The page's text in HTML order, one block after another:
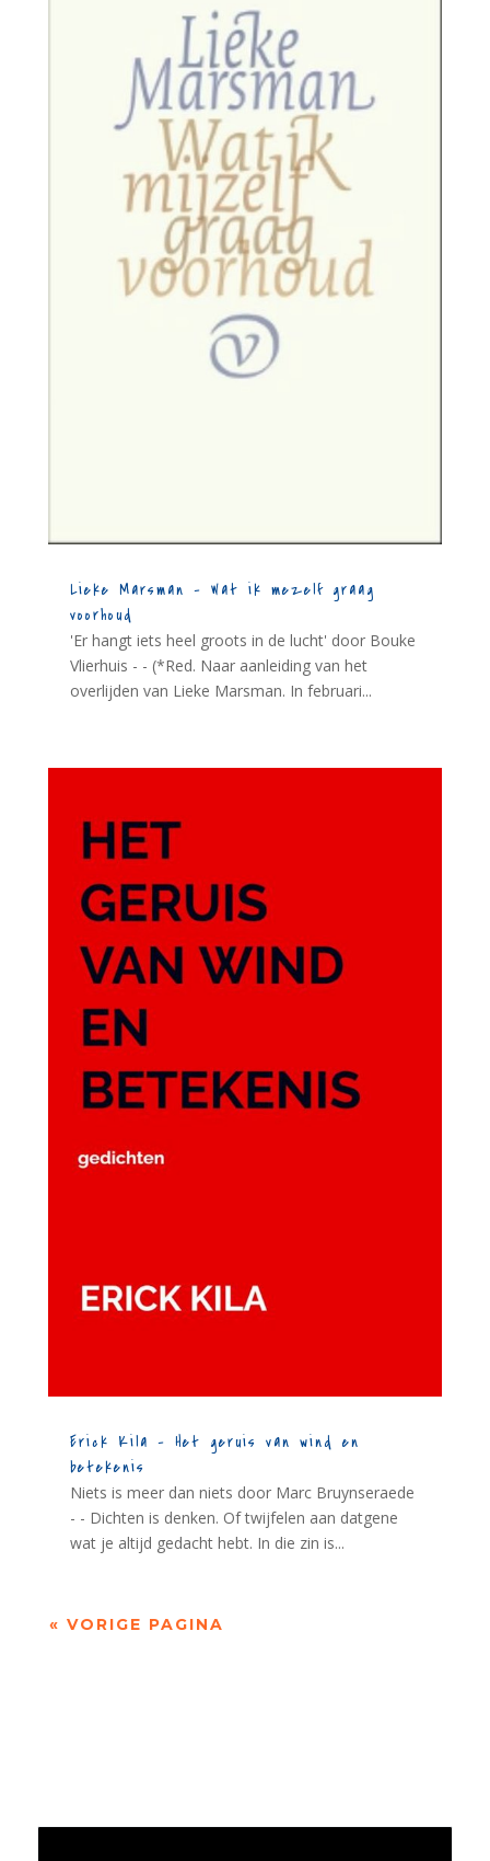
Lieke Marsman – Wat ik mezelf graag
voorhoud
'Er hangt iets heel groots in de lucht' door Bouke
Vlierhuis - - (*Red. Naar aanleiding van het
overlijden van Lieke Marsman. In februari...
Erick Kila – Het geruis van wind en
betekenis
Niets is meer dan niets door Marc Bruynseraede
- - Dichten is denken. Of twijfelen aan datgene
wat je altijd gedacht hebt. In die zin is...
« VORIGE PAGINA